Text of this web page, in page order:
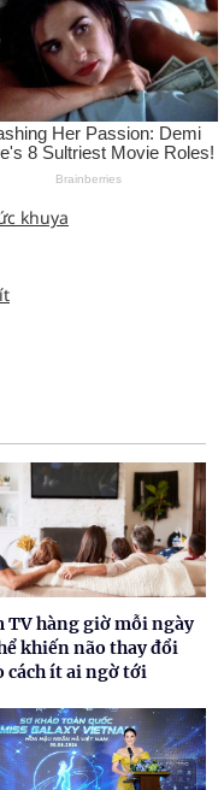
khuya
TV hàng giờ mỗi ngày
khiến não thay đổi
cách ít ai ngờ tới